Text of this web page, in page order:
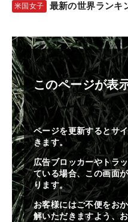
米国女子 最新の世界ランキ
このページが表
ページを更新するとサ
きます。
広告ブロッカーやトラ
ている場合、この画面
ります。
お客様にはご不便をお
解いただきますよう、